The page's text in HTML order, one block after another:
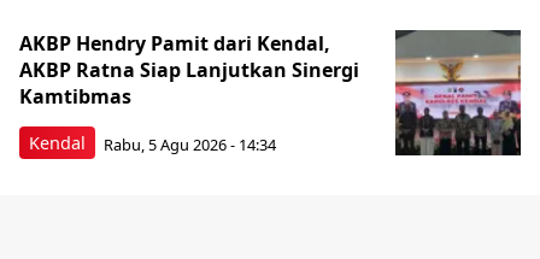
Kendal
AKBP Hendry Pamit dari Kendal,
AKBP Ratna Siap Lanjutkan Sinergi
Kamtibmas
Rabu, 5 Agu 2026 - 14:34